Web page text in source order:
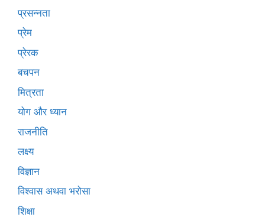
प्रसन्नता
प्रेम
प्रेरक
बचपन
मित्रता
योग और ध्यान
राजनीति
लक्ष्य
विज्ञान
विश्वास अथवा भरोसा
शिक्षा